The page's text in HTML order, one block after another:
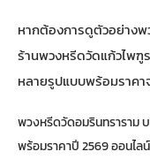
หากต้องการดูตัวอย่างพ
ร้านพวงหรีดวัดแก้วไพฑู
หลายรูปแบบพร้อมราคา
พวงหรีดวัดอมรินทราราม
พร้อมราคาปี 2569 ออนไลน์